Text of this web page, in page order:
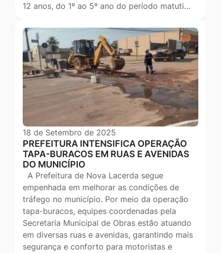
12 anos, do 1º ao 5º ano do período matuti…
18 de Setembro de 2025
PREFEITURA INTENSIFICA OPERAÇÃO
TAPA-BURACOS EM RUAS E AVENIDAS
DO MUNICÍPIO
A Prefeitura de Nova Lacerda segue
empenhada em melhorar as condições de
tráfego no município. Por meio da operação
tapa-buracos, equipes coordenadas pela
Secretaria Municipal de Obras estão atuando
em diversas ruas e avenidas, garantindo mais
segurança e conforto para motoristas e